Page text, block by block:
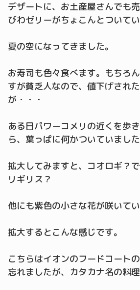
デザートに、お土産屋さんでも
びわゼリーがちょこんとついてい
夏の空になってきました。
お寿司も色々食べます。もちろ
すが貧乏人なので、値下げされ
が・・・
ある日パワーコメリの近くを歩
ら、葉っぱに何かついていました
拡大してみますと、コオロギ？
リギリス？
他にも紫色の小さな花が咲いてい
拡大するとこんな感じです。
こちらはイオンのフードコート
忘れましたが、カタカナ名の料理